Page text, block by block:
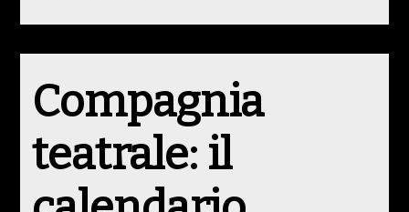
Compagnia
teatrale: il